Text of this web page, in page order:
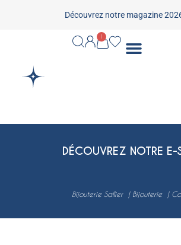
Découvrez notre magazine
1
DÉCOUVREZ NOTRE E-
Bijouterie Sallier Bijouterie